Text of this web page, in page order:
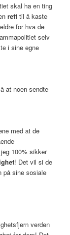
skal ha en ting
rett til å kaste
for hva de
selv
i sine egne
at noen sendte
med at de
100% sikker
! Det vil si de
på sine sosiale
verden